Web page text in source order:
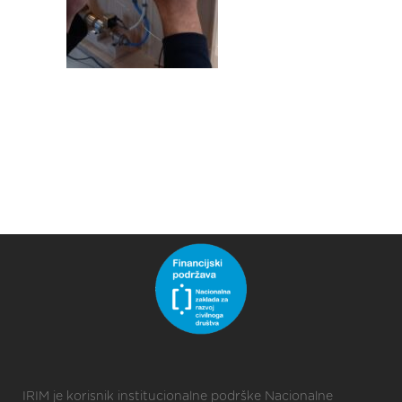
IRIM je korisnik institucionalne podrške Nacionalne